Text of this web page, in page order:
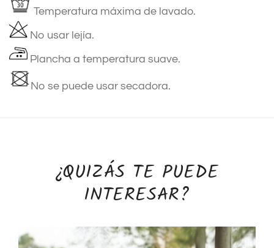
Temperatura máxima de lavado.
No usar lejía.
Plancha a temperatura suave.
No se puede usar secadora.
¿QUIZÁS TE PUEDE
INTERESAR?